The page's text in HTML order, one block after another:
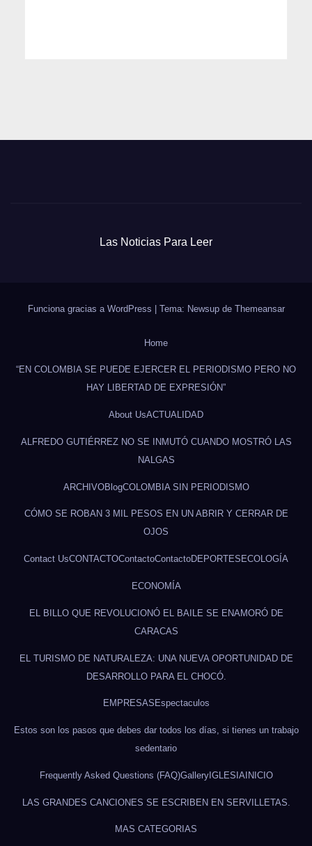
Las Noticias Para Leer
Funciona gracias a WordPress Tema: Newsup de Themeansar
Home
“EN COLOMBIA SE PUEDE EJERCER EL PERIODISMO PERO NO
HAY LIBERTAD DE EXPRESIÓN”
About UsACTUALIDAD
ALFREDO GUTIÉRREZ NO SE INMUTÓ CUANDO MOSTRÓ LAS
NALGAS
ARCHIVOBlogCOLOMBIA SIN PERIODISMO
CÓMO SE ROBAN 3 MIL PESOS EN UN ABRIR Y CERRAR DE
OJOS
Contact UsCONTACTOContactoContactoDEPORTES ECOLOGÍA
ECONOMÍA
EL BILLO QUE REVOLUCIONÓ EL BAILE SE ENAMORÓ DE
CARACAS
EL TURISMO DE NATURALEZA: UNA NUEVA OPORTUNIDAD DE
DESARROLLO PARA EL CHOCÓ.
EMPRESAS Espectaculos
Estos son los pasos que debes dar todos los días, si tienes un trabajo
sedentario
Frequently Asked Questions (FAQ)GalleryIGLESIA INICIO
LAS GRANDES CANCIONES SE ESCRIBEN EN SERVILLETAS.
MAS CATEGORIAS